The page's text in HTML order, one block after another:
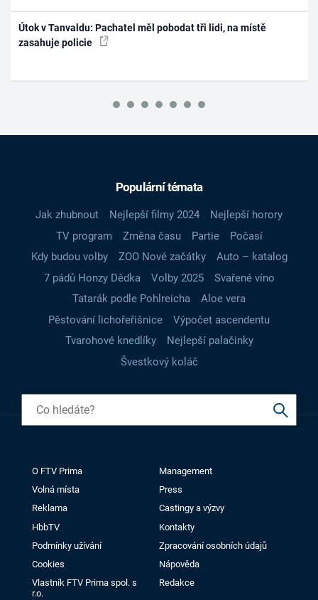
Útok v Tanvaldu: Pachatel měl pobodat tři lidi, na místě
zasahuje policie
Populární témata
Jak zhubnout Nejlepší filmy 2024
Nejlepší horory
TV program
Změna času Partie
Počasí
Kdy budou volby
ZOO Nové začátky
Auto – katalog
7 pádů Honzy Dědka
Volby 2025
Svařené víno
Tatarák podle Pohlreicha
Aloe vera
Pěstování lichořeřišnice
Výpočet ascendentu
Tvarohové knedlíky
Nejlepší palačinky
Švestkový koláč
O FTV Prima
Management
Volná místa
Press
Reklama
Castingy a výzvy
HbbTV
Kontakty
Podmínky užívání
Zpracování osobních údajů
Cookies
Nápověda
Vlastník FTV Prima spol. s
r.o.
Redakce